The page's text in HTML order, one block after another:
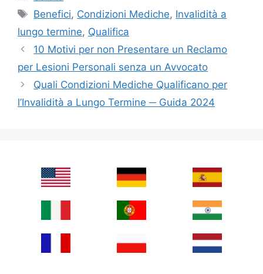
Tags
Benefici, Condizioni Mediche, Invalidità a
lungo termine, Qualifica
10 Motivi per non Presentare un Reclamo
per Lesioni Personali senza un Avvocato
Quali Condizioni Mediche Qualificano per
l’Invalidità a Lungo Termine ─ Guida 2024